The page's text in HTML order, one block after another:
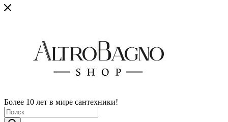
Более 10 лет в мире сантехники!